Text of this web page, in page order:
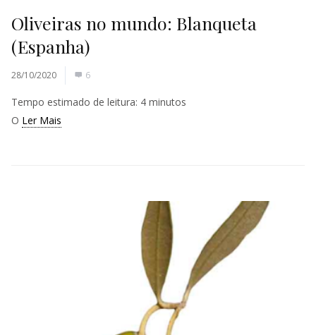
Oliveiras no mundo: Blanqueta
(Espanha)
28/10/2020 6
Tempo estimado de leitura: 4 minutos
O Ler Mais